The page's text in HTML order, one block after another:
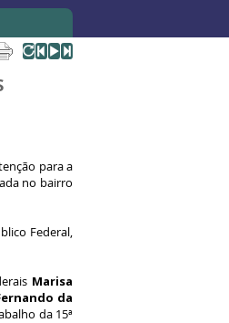
para a
no bairro
Federal,
Marisa
da
da 15ª